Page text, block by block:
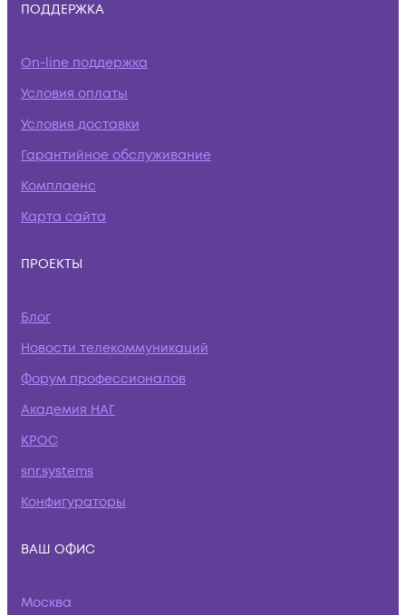
ПОДДЕРЖКА
On-line поддержка
Условия оплаты
Условия доставки
Гарантийное обслуживание
Комплаенс
Карта сайта
ПРОЕКТЫ
Блог
Новости телекоммуникаций
Форум профессионалов
Академия НАГ
КРОС
snr.systems
Конфигураторы
ВАШ ОФИС
Москва